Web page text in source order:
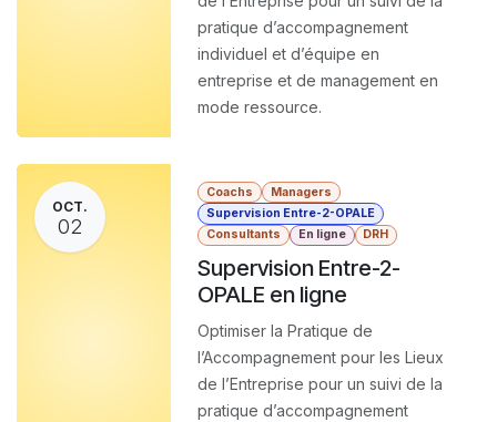
pratique d’accompagnement
individuel et d’équipe en
entreprise et de management en
mode ressource.
OCT.
02
Coachs
Managers
Supervision Entre-2-OPALE
Consultants
En ligne DRH
Supervision Entre-2-
OPALE en ligne
Optimiser la Pratique de
l’Accompagnement pour les Lieux
de l’Entreprise pour un suivi de la
pratique d’accompagnement